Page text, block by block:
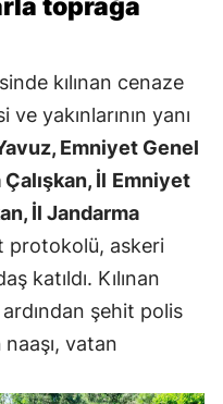
toprağa
kılınan cenaze
ve yakınlarının yanı
Emniyet Genel
İl Emniyet
İl Jandarma
protokolü, askeri
katıldı. Kılınan
şehit polis
naaşı, vatan